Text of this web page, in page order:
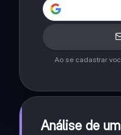
Ao se cadastrar
Análise de